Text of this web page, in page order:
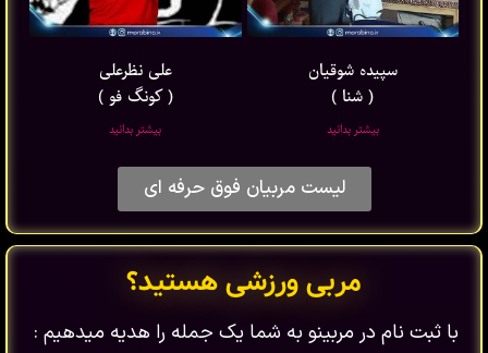
سپیده شوقیان
( شنا )
بیشتر بدانید
علی نظرعلی
( کونگ فو )
بیشتر بدانید
لیست مربیان فوق حرفه ای
مربی ورزشی هستید؟
با ثبت نام در مربینو به شما یک جمله را هدیه میدهیم :